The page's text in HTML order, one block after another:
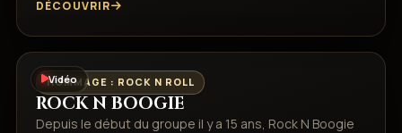
DÉCOUVRIR
Vidéo
HOMMAGE : ROCK N ROLL
ROCK N BOOGIE
Depuis le début du groupe il y a 15 ans, Rock N Boogie